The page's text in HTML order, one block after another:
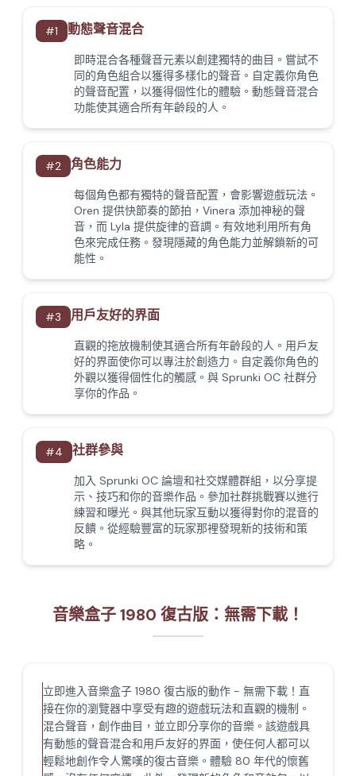
#1 動態聲音混合
即時混合各種聲音元素以創建獨特的曲目。嘗試不
同的角色組合以獲得多樣化的聲音。自定義你角色
的聲音配置，以獲得個性化的體驗。動態聲音混合
功能使其適合所有年齡段的人。
#2 角色能力
每個角色都有獨特的聲音配置，會影響遊戲玩法。
Oren 提供快節奏的節拍，Vinera 添加神秘的聲
音，而 Lyla 提供旋律的音調。有效地利用所有角
色來完成任務。發現隱藏的角色能力並解鎖新的可
能性。
#3 用戶友好的界面
直觀的拖放機制使其適合所有年齡段的人。用戶友
好的界面使你可以專注於創造力。自定義你角色的
外觀以獲得個性化的觸感。與 Sprunki OC 社群分
享你的作品。
#4 社群參與
加入 Sprunki OC 論壇和社交媒體群組，以分享提
示、技巧和你的音樂作品。參加社群挑戰賽以進行
練習和曝光。與其他玩家互動以獲得對你的混音的
反饋。從經驗豐富的玩家那裡發現新的技術和策
略。
音樂盒子 1980 復古版：無需下載！
立即進入音樂盒子 1980 復古版的動作 - 無需下載！直
接在你的瀏覽器中享受有趣的遊戲玩法和直觀的機制。
混合聲音，創作曲目，並立即分享你的音樂。該遊戲具
有動態的聲音混合和用戶友好的界面，使任何人都可以
輕鬆地創作令人驚嘆的復古音樂。體驗 80 年代的懷舊